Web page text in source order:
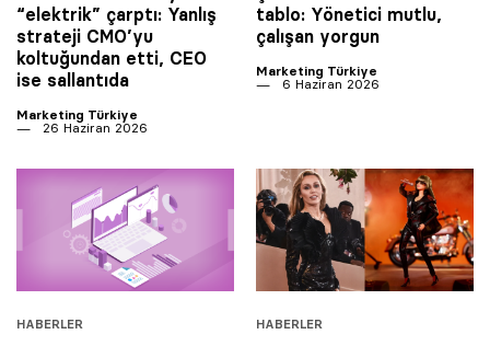
“elektrik” çarptı: Yanlış
strateji CMO’yu
koltuğundan etti, CEO
ise sallantıda
Marketing Türkiye
26 Haziran 2026
tablo: Yönetici mutlu,
çalışan yorgun
Marketing Türkiye
6 Haziran 2026
HABERLER HABERLER